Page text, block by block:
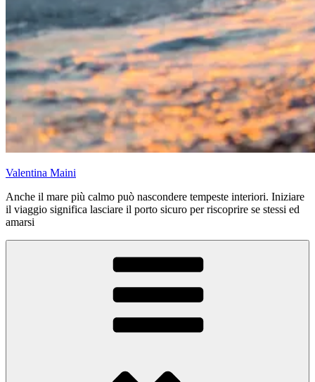
Valentina Maini
Anche il mare più calmo può nascondere tempeste interiori. Iniziare
il viaggio significa lasciare il porto sicuro per riscoprire se stessi ed
amarsi